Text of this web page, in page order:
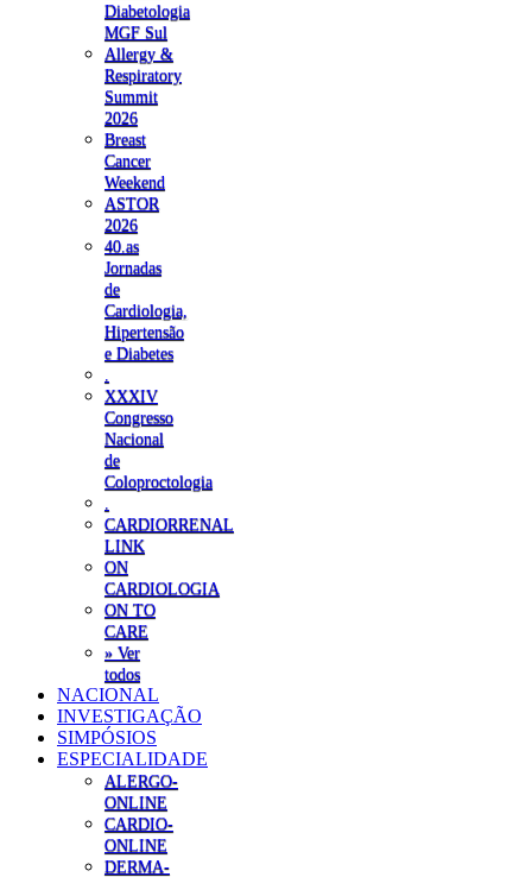
Diabetologia
MGF Sul
Allergy &
Respiratory
Summit
2026
Breast
Cancer
Weekend
ASTOR
2026
40.as
Jornadas
de
Cardiologia,
Hipertensão
e Diabetes
XXXIV
Congresso
Nacional
de
Coloproctologia
CARDIORRENAL
LINK
ON
CARDIOLOGIA
ON TO
CARE
» Ver
todos
NACIONAL
INVESTIGAÇÃO
SIMPÓSIOS
ESPECIALIDADE
ALERGO-
ONLINE
CARDIO-
ONLINE
DERMA-